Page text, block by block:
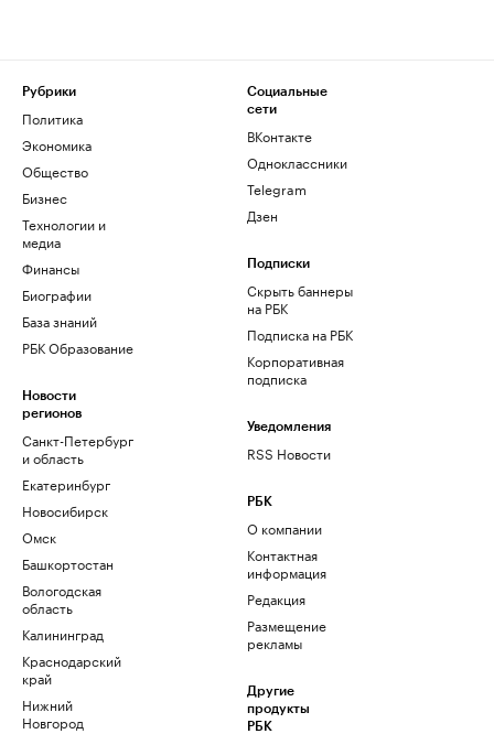
Рубрики
Политика
Экономика
Общество
Бизнес
Технологии и
медиа
Финансы
Биографии
База знаний
РБК Образование
Новости
регионов
Санкт-Петербург
и область
Екатеринбург
Новосибирск
Омск
Башкортостан
Вологодская
область
Калининград
Краснодарский
край
Нижний
Новгород
Социальные
сети
ВКонтакте
Одноклассники
Telegram
Дзен
Подписки
Скрыть баннеры
на РБК
Подписка на РБК
Корпоративная
подписка
Уведомления
RSS Новости
РБК
О компании
Контактная
информация
Редакция
Размещение
рекламы
Другие
продукты
РБК